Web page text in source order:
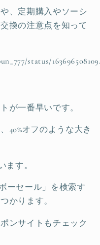
、定期購入やソーシ
換の注意点を知って
status/
が一番早いです。
40%オフのような大き
ます。
ーセール」を検索す
かります。
ンサイトもチェック